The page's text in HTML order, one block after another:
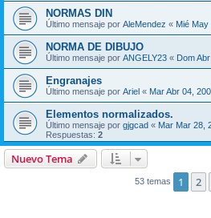
NORMAS DIN
Último mensaje por AleMendez « Mié May
NORMA DE DIBUJO
Último mensaje por ANGELY23 « Dom
Engranajes
Último mensaje por Ariel « Mar Abr 04,
Elementos normalizados.
Último mensaje por gjgcad « Mar Mar 28,
Respuestas: 2
Nuevo Tema
53 temas 1 2